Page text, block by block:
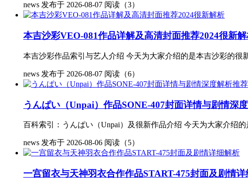
news 发布于 2026-08-07 阅读（3）
本吉沙彩VEO-081作品详解及高清封面推荐2024很新
本吉沙彩作品索引与艺人介绍 今天为大家介绍的是本吉沙彩的
news 发布于 2026-08-07 阅读（6）
うんぱい（Unpai）作品SONE-407封面详情与剧情深
百科索引：うんぱい（Unpai）及很新作品介绍 今天为大家介绍
news 发布于 2026-08-06 阅读（5）
一宫留衣与天神羽衣合作作品START-475封面及剧情详